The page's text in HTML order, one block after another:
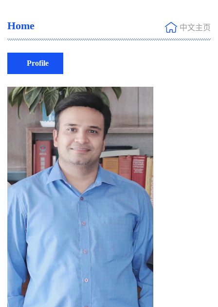
Home 中文主页
Profile